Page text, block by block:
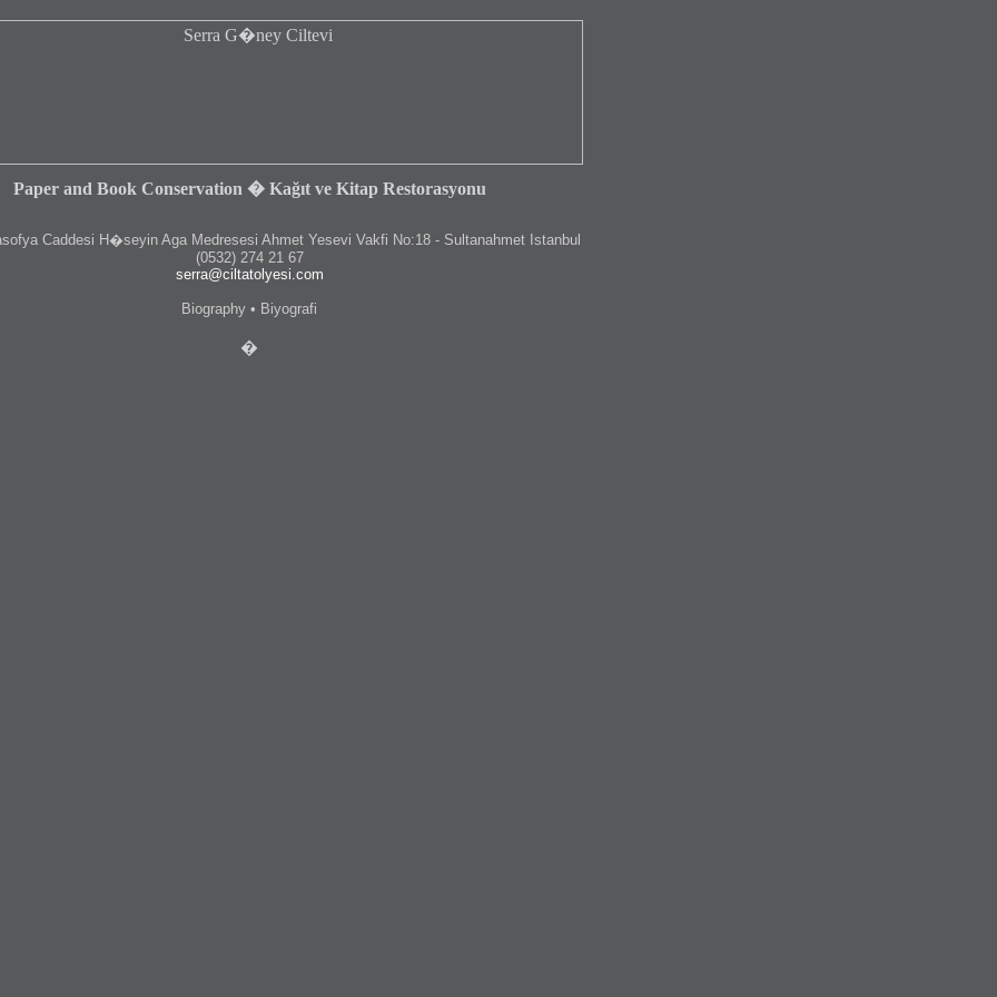
Paper and Book Conservation � Kağıt ve Kitap Restorasyonu
Caddesi H�seyin Aga Medresesi Ahmet Yesevi Vakfi No:18 - Sultanahmet Istanbul
(0532) 274 21 67
serra@ciltatolyesi.com
Biography • Biyografi
�